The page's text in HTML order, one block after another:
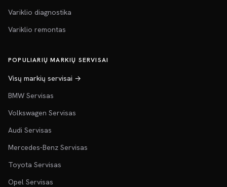
Variklio diagnostika
Variklio remontas
POPULIARIŲ MARKIŲ SERVISAI
Visų markių servisai →
BMW Servisas
Volkswagen Servisas
Audi Servisas
Mercedes-Benz Servisas
Toyota Servisas
Opel Servisas